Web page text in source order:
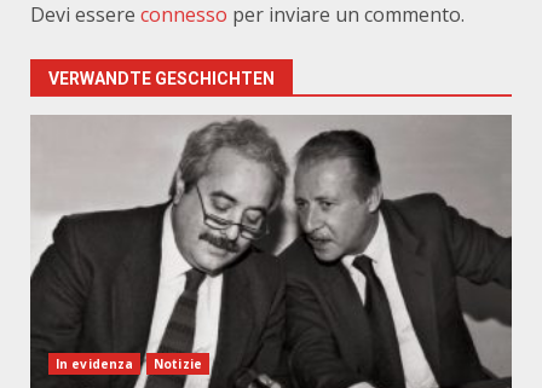
Devi essere connesso per inviare un commento.
VERWANDTE GESCHICHTEN
In evidenza Notizie